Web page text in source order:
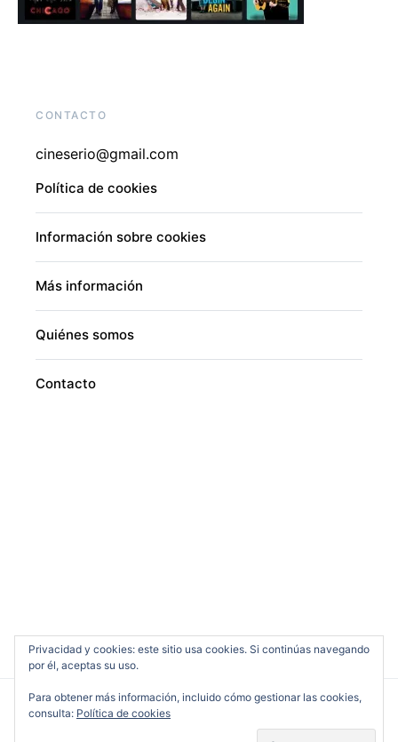
CONTACTO
cineserio@gmail.com
Política de cookies
Información sobre cookies
Más información
Quiénes somos
Contacto
Privacidad y cookies: este sitio usa cookies. Si continúas navegando
por él, aceptas su uso.
Para obtener más información, incluido cómo gestionar las cookies,
consulta: Política de cookies